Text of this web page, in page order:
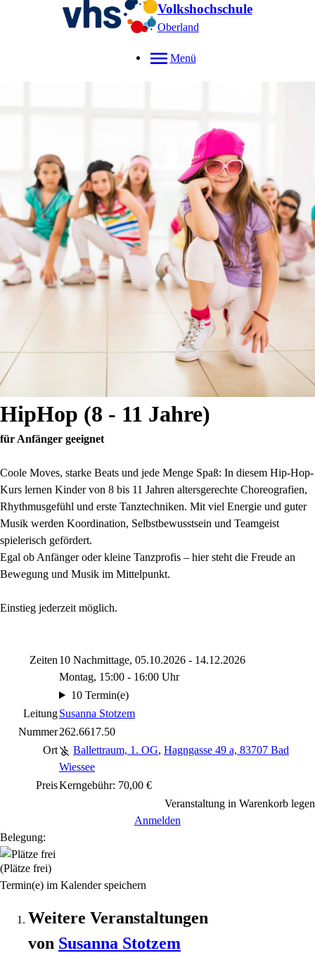
Volkshochschule
Oberland
Menü
HipHop (8 - 11 Jahre)
für Anfänger geeignet
Coole Moves, starke Beats und jede Menge Spaß: In diesem Hip-Hop-
Kurs lernen Kinder von 8 bis 11 Jahren altersgerechte Choreografien,
Rhythmusgefühl und erste Tanztechniken. Mit viel Energie und guter
Musik werden Koordination, Selbstbewusstsein und Teamgeist
spielerisch gefördert.
Egal ob Anfänger oder kleine Tanzprofis – hier steht die Freude an
Bewegung und Musik im Mittelpunkt.
Einstieg jederzeit möglich.
Zeiten 10 Nachmittage, 05.10.2026 - 14.12.2026
Montag, 15:00 - 16:00 Uhr
10 Termin(e)
LeitungSusanna Stotzem
Nummer262.6617.50
Ort
Ballettraum, 1. OG, Hagngasse 49 a, 83707 Bad
Wiessee
PreisKerngebühr: 70,00 €
Veranstaltung in Warenkorb legen
Anmelden
Belegung:
(Plätze frei)
Termin(e) im Kalender speichern
Weitere Veranstaltungen
von Susanna Stotzem